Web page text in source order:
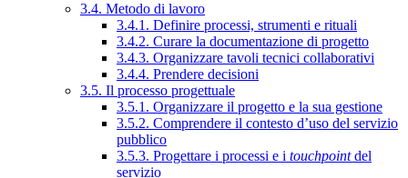
3.4. Metodo di lavoro
3.4.1. Definire processi, strumenti e rituali
3.4.2. Curare la documentazione di progetto
3.4.3. Organizzare tavoli tecnici collaborativi
3.4.4. Prendere decisioni
3.5. Il processo progettuale
3.5.1. Organizzare il progetto e la sua gestione
3.5.2. Comprendere il contesto d’uso del servizio
pubblico
3.5.3. Progettare i processi e i touchpointdel
servizio